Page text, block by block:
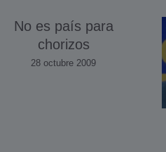
No es paí­s para
chorizos
28 octubre 2009